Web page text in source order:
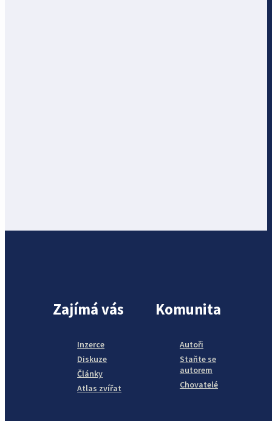
Zajímá vás
Inzerce
Diskuze
Články
Atlas zvířat
Komunita
Autoři
Staňte se
autorem
Chovatelé